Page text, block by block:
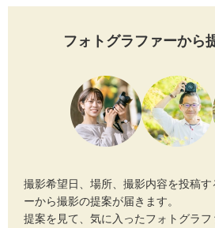
フォトグラファーから
撮影希望日、場所、撮影内容を投稿
ーから撮影の提案が届きます。
提案を見て、気に入ったフォトグラ